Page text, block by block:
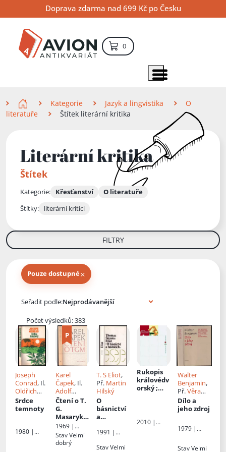
na
obsah
na
navigaci
na
vyhledávání
Doprava zdarma nad 699 Kč po Česku
0položek – košík
Zobrazit položky menu
Kategorie Jazyk a lingvistika
O
literatuře
Štítek literární kritika
Literární kritika
Štítek
Kategorie: Křesťanství
O literatuře
Štítky:
literární kritici
FILTRY
Pouze dostupné×
Seřadit podle:
Počet výsledků: 383
Joseph
Conrad, Il.
Oldřich
Jelínek
Jiří Sirotek
Jiří Munzar
Srdce
temnoty
1980 |
Karel
Čapek, Il.
Adolf
Hoffmeist
er
Čtení o T.
G.
Masaryko
vi
1969 |
Melantrich
StavVelmi
dobrý
T. S Eliot,
Př. Martin
Hilský
O
básnictví
a
1991 |
StavVelmi
Rukopis
královédv
orský ;
2010 |
Walter
Benjamin,
Př.Věra
Saudková
Dílo a
jeho zdroj
1979 |
StavVelmi